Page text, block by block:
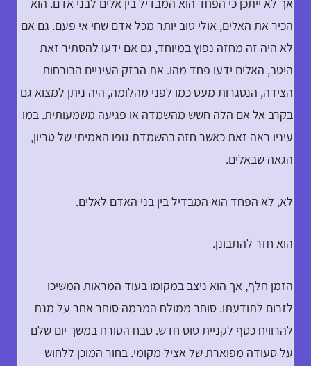
הכיר את האלים, אולי טוב יותר מכל אדם שחי אי פעם. גם אם
לא היה זה מחזה נפוץ במיוחד, גם אם ידעו להסתיר זאת
היטב, האלים ידעו פחד מהו. את הבזק העיניים הבורחות
הצידה, הנסגרות מעט כמו לפני מהלומה, היה ניתן למצוא גם
בקרב אל אם הלה חשש מהשמדה או פגיעה משמעותית. במו
עיניו ראה זאת כאשר חזה בהשמדת גופו האמיתי של טריון,
הגאה שבאלים.
לא, לא הפחד הוא המבדיל בין בני האדם לאלים.
הוא חזר להתבונן.
הזמן חלף, אך הוא ניצב במקומו בעוד המראות המשיכו
לזרום לתודעתו. סוחר ממולח המרמה סוחר אחר על מנת
להרוויח כסף לקניית סוס חדש. טבח הטורח במשך יום שלם
על סעודה מפוארת של אציל מקומי. בחור המוכן ללחוש